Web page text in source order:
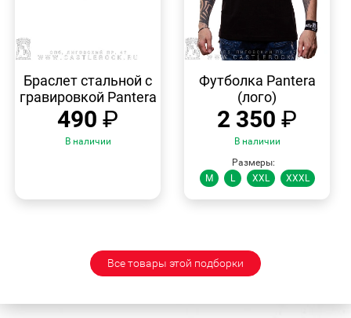
ПРОСМОТР
Браслет стальной с
гравировкой Pantera
490 ₽
В наличии
ПРОСМОТР
Футболка Pantera
(лого)
2 350 ₽
В наличии
Размеры:
M
L XXL XXXL
Все товары этой подборки